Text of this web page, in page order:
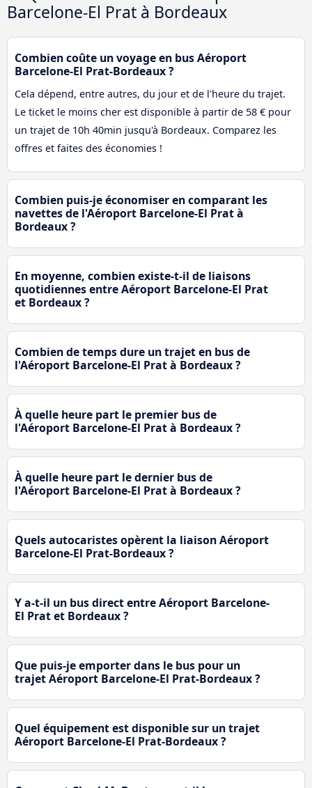
Barcelone-El Prat à Bordeaux
Combien coûte un voyage en bus Aéroport
Barcelone-El Prat-Bordeaux ?
Cela dépend, entre autres, du jour et de l'heure du trajet.
Le ticket le moins cher est disponible à partir de 58 € pour
un trajet de 10h 40min jusqu'à Bordeaux. Comparez les
offres et faites des économies !
Combien puis-je économiser en comparant les
navettes de l'Aéroport Barcelone-El Prat à
Bordeaux ?
En moyenne, combien existe-t-il de liaisons
quotidiennes entre Aéroport Barcelone-El Prat
et Bordeaux ?
Combien de temps dure un trajet en bus de
l'Aéroport Barcelone-El Prat à Bordeaux ?
À quelle heure part le premier bus de
l'Aéroport Barcelone-El Prat à Bordeaux ?
À quelle heure part le dernier bus de
l'Aéroport Barcelone-El Prat à Bordeaux ?
Quels autocaristes opèrent la liaison Aéroport
Barcelone-El Prat-Bordeaux ?
Y a-t-il un bus direct entre Aéroport Barcelone-
El Prat et Bordeaux ?
Que puis-je emporter dans le bus pour un
trajet Aéroport Barcelone-El Prat-Bordeaux ?
Quel équipement est disponible sur un trajet
Aéroport Barcelone-El Prat-Bordeaux ?